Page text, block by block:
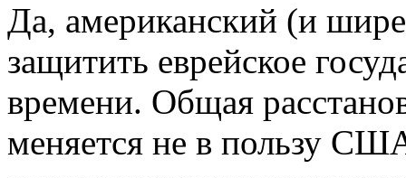
Да, американский (и
защитить еврейское
времени. Общая
меняется не в пользу